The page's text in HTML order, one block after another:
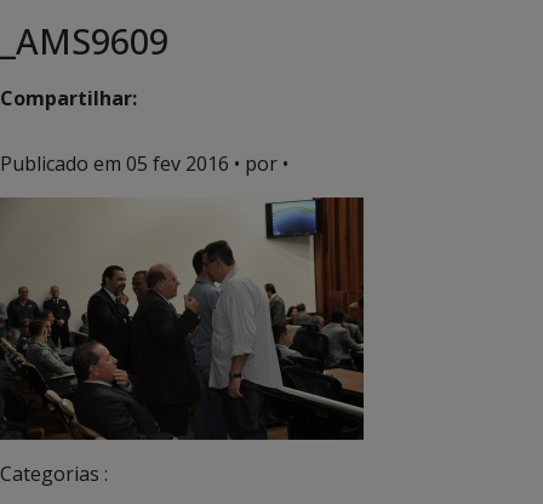
_AMS9609
Compartilhar:
Publicado em 05 fev 2016 • por •
Categorias :